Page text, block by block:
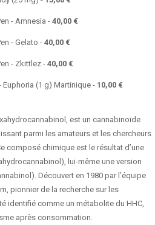
- Amnesia - 40,00 €
- Gelato - 40,00 €
- Zkittlez - 40,00 €
Euphoria (1 g) Martinique - 10,00 €
est un cannabinoïde
parmi les amateurs et les chercheurs
composé chimique est le résultat d’une
lui-même une version
Découvert en 1980 par l’équipe
pionnier de la recherche sur les
identifié comme un métabolite du HHC,
après consommation.